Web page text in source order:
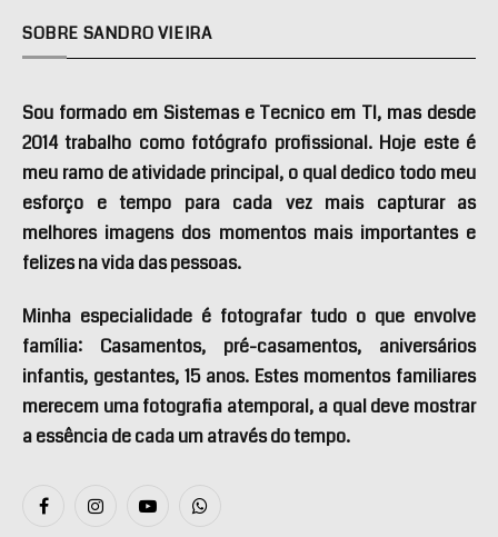
SOBRE SANDRO VIEIRA
Sou formado em Sistemas e Tecnico em TI, mas desde
2014 trabalho como fotógrafo profissional. Hoje este é
meu ramo de atividade principal, o qual dedico todo meu
esforço e tempo para cada vez mais capturar as
melhores imagens dos momentos mais importantes e
felizes na vida das pessoas.
Minha especialidade é fotografar tudo o que envolve
família: Casamentos, pré-casamentos, aniversários
infantis, gestantes, 15 anos. Estes momentos familiares
merecem uma fotografia atemporal, a qual deve mostrar
a essência de cada um através do tempo.
FacebookInstagramYouTubeWhatsApp